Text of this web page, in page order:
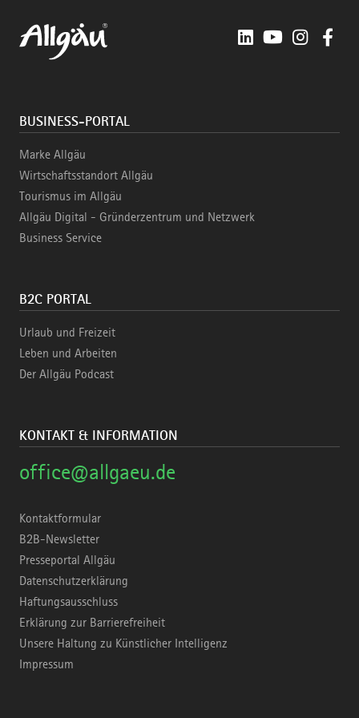
LinkedInYouTube
BUSINESS-PORTAL
Marke Allgäu
Wirtschaftsstandort Allgäu
Tourismus im Allgäu
Allgäu Digital - Gründerzentrum und Netzwerk
Business Service
B2C PORTAL
Urlaub und Freizeit
Leben und Arbeiten
Der Allgäu Podcast
KONTAKT & INFORMATION
office@allgaeu.de
Kontaktformular
B2B-Newsletter
Presseportal Allgäu
Datenschutzerklärung
Haftungsausschluss
Erklärung zur Barrierefreiheit
Unsere Haltung zu Künstlicher Intelligenz
Impressum